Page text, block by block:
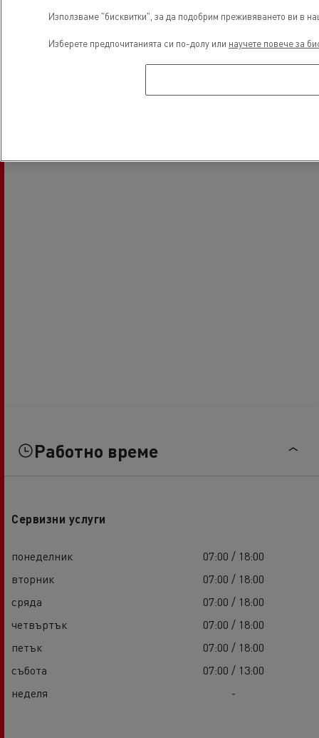
Местоположение
Работно време
Сервизни услуги
понеделник
07:00 / 18:00
вторник
07:00 / 18:00
сряда
07:00 / 18:00
четвъртък
07:00 / 18:00
петък
07:00 / 18:00
събота
07:00 / 13:00
неделя
-
Използваме "бисквитки", за да подобрим преживяването ви в
Изберете предпочитанията си по-долу или научете повече за